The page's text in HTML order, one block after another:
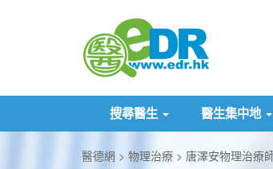
搜尋醫生 醫生集中地
醫德網 物理治療 唐澤安物理治療